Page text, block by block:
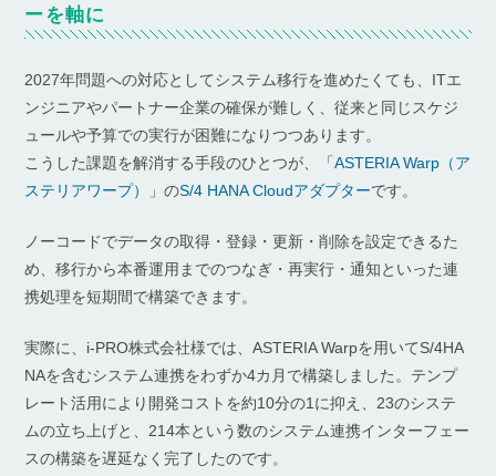
ーを軸に
2027年問題への対応としてシステム移行を進めたくても、ITエ
ンジニアやパートナー企業の確保が難しく、従来と同じスケジ
ュールや予算での実行が困難になりつつあります。
こうした課題を解消する手段のひとつが、「ASTERIA Warp（ア
ステリアワープ）
」のS/4 HANA Cloudアダプターです。
ノーコードでデータの取得・登録・更新・削除を設定できるた
め、移行から本番運用までのつなぎ・再実行・通知といった連
携処理を短期間で構築できます。
実際に、i-PRO株式会社様では、ASTERIA Warpを用いてS/4HA
NAを含むシステム連携をわずか4カ月で構築しました。テンプ
レート活用により開発コストを約10分の1に抑え、23のシステ
ムの立ち上げと、214本という数のシステム連携インターフェー
スの構築を遅延なく完了したのです。